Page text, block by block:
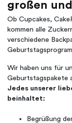
großen
Ob Cupcakes,
kommen alle
verschiedene
Wir haben uns für
Geburtstagspakete
Jedes unserer
beinhaltet:
Begrüßung